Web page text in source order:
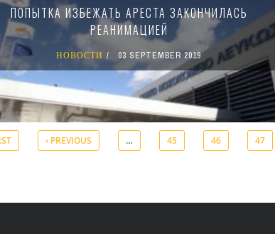
ПОПЫТКА ИЗБЕЖАТЬ АРЕСТА ЗАКОНЧИЛАСЬ
РЕАНИМАЦИЕЙ
НОВОСТИ 03 SEPTEMBER 2019
‹ PREVIOUS … 45 46 47